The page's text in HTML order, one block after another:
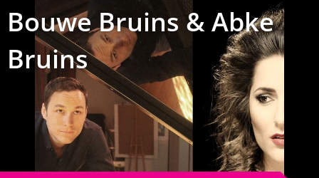
Bouwe Bruins & Abke
Bruins